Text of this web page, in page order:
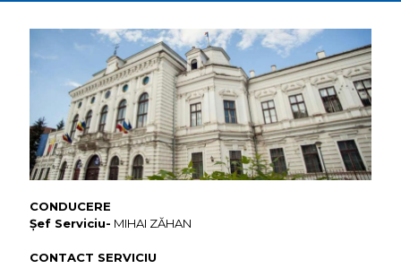
CONDUCERE
Șef Serviciu- MIHAI ZĂHAN
CONTACT SERVICIU